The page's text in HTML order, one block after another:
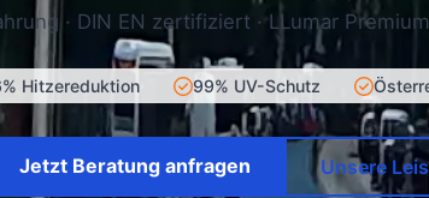
· DIN EN zertifiziert · LLumar
Hitzereduktion 99% UV-Schutz
Jetzt Beratung anfragen Unsere